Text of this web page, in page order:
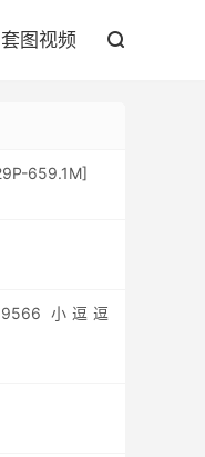
套图视频 
659.1M]
小逗逗